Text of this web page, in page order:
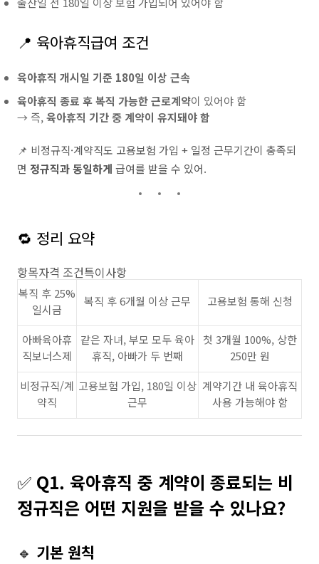
📍 육아휴직급여 조건
육아휴직 개시일 기준 180일 이상 근속
육아휴직 종료 후 복직 가능한 근로계약이 있어야 함
→ 즉, 육아휴직 기간 중 계약이 유지돼야 함
📌 비정규직·계약직도 고용보험 가입 + 일정 근무기간이 충족되
면 정규직과 동일하게 급여를 받을 수 있어.
🔁 정리 요약
항목자격 조건특이사항
복직 후 25%
일시금
복직 후 6개월 이상 근무 고용보험 통해 신청
아빠육아휴
직보너스제
같은 자녀, 부모 모두 육아
휴직, 아빠가 두 번째
첫 3개월 100%, 상한
250만 원
비정규직/계
약직
고용보험 가입, 180일 이상
근무
계약기간 내 육아휴직
사용 가능해야 함
✅ Q1. 육아휴직 중 계약이 종료되는 비
정규직은 어떤 지원을 받을 수 있나요?
🔹 기본 원칙